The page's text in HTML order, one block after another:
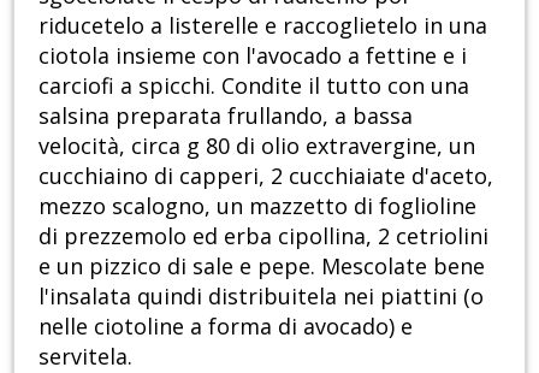
riducetelo a listerelle e raccoglietelo in una
ciotola insieme con l'avocado a fettine e i
carciofi a spicchi. Condite il tutto con una
salsina preparata frullando, a bassa
velocità, circa g 80 di olio extravergine, un
cucchiaino di capperi, 2 cucchiaiate d'aceto,
mezzo scalogno, un mazzetto di foglioline
di prezzemolo ed erba cipollina, 2 cetriolini
e un pizzico di sale e pepe. Mescolate bene
l'insalata quindi distribuitela nei piattini (o
nelle ciotoline a forma di avocado) e
servitela.